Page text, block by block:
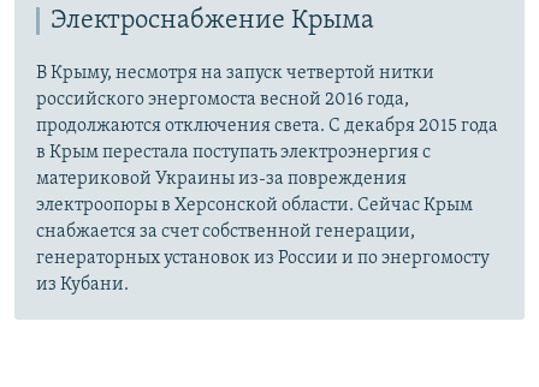
Электроснабжение Крыма
В Крыму, несмотря на запуск четвертой нитки
российского энергомоста весной 2016 года,
продолжаются отключения света. С декабря 2015 года
в Крым перестала поступать электроэнергия с
материковой Украины из-за повреждения
электроопоры в Херсонской области. Сейчас Крым
снабжается за счет собственной генерации,
генераторных установок из России и по энергомосту
из Кубани.